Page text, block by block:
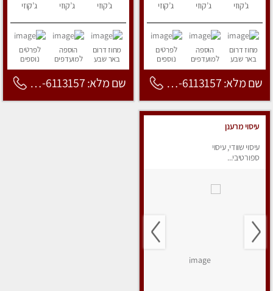
ג’קוזי ג’קוזי ג’קוזי
מחוז דרום
באר שבע
הוספה
למועדפים
לפרטים
נוספים
שם מלא: 053-6113157
ג’קוזי ג’קוזי ג’קוזי
מחוז דרום
באר שבע
הוספה
למועדפים
לפרטים
נוספים
שם מלא: 053-6113157
עיסוי מרענן
עיסוי שוודי, עיסוי
ספורטיבי...